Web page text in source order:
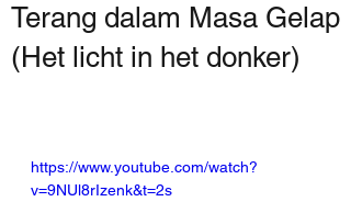
Terang dalam Masa Gelap
(Het licht in het donker)
https://www.youtube.com/watch?
v=9NUl8rIzenk&t=2s